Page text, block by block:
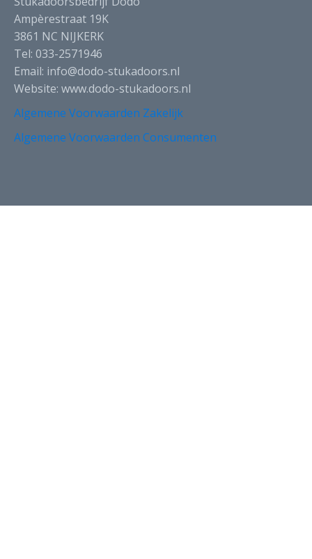
Ampèrestraat 19K
3861 NC NIJKERK
Tel: 033-2571946
Email: info@dodo-stukadoors.nl
Website: www.dodo-stukadoors.nl
Algemene Voorwaarden Zakelijk
Algemene Voorwaarden Consumenten